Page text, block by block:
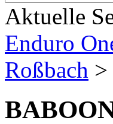
Aktuelle
Enduro
Roßbach >